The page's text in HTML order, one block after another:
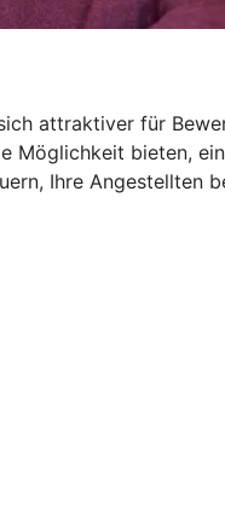
attraktiver für
Möglichkeit bieten,
Ihre Angestellten